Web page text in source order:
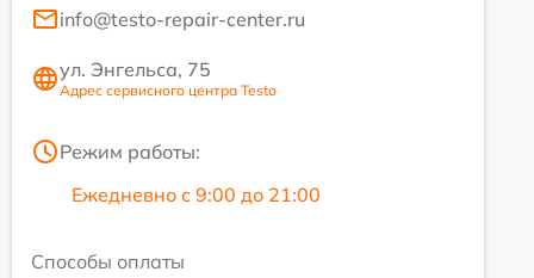
info@testo-repair-center.ru
ул. Энгельса, 75
Адрес сервисного центра Testo
Режим работы:
Ежедневно с 9:00 до 21:00
Способы оплаты